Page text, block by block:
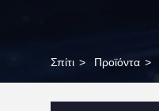
Σπίτι > Προϊόντα >